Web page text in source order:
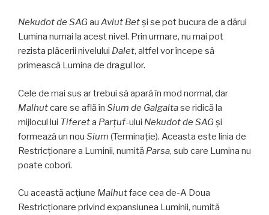
Nekudot de SAGau Aviut Betși se pot bucura de a dărui
Lumina numai la acest nivel. Prin urmare, nu mai pot
rezista plăcerii nivelului Dalet, altfel vor începe să
primească Lumina de dragul lor.
Cele de mai sus ar trebui să apară în mod normal, dar
Malhutcare se află în Sium de Galgaltase ridică la
mijlocul lui Tifereta Parţuf-ului Nekudot de SAGși
formează un nou Sium (Terminaţie). Aceasta este linia de
Restricționare a Luminii, numită Parsa, sub care Lumina nu
poate coborî.
Cu această acțiune Malhutface cea de-A Doua
Restricționare privind expansiunea Luminii, numită